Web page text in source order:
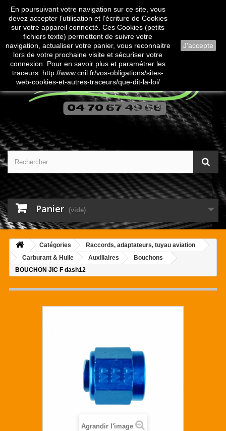
Contactez-nous
Panier (vide)
Catégories
Raccords, adaptateurs, tuyau aviation
Carburant & Huile
Auxiliaires
Bouchons
BOUCHON JIC F dash12
Agrandir l'image
En poursuivant votre navigation sur ce site, vous
devez accepter l’utilisation et l'écriture de Cookies
sur votre appareil connecté. Ces Cookies (petits
fichiers texte) permettent de suivre votre
navigation, actualiser votre panier, vous reconnaitre
lors de votre prochaine visite et sécuriser votre
connexion. Pour en savoir plus et paramétrer les
traceurs: http://www.cnil.fr/vos-obligations/sites-
web-cookies-et-autres-traceurs/que-dit-la-loi/
J'accepte